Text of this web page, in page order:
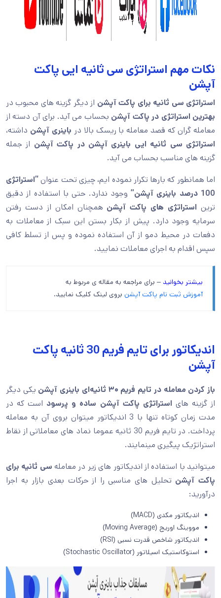
نکات مهم استراتژی سی ثانیه ایی پاکت
آپشن
استراتژی سی ثانیه برای پاکت آپشن از دیگر گزینه های محبوب در
بهترین استراتژی در پاکت آپشن بحساب می آید. برای آن دسته از
معامله گران که قصد معامله با ریسک بالا در باینری آپشن داشته،
استراتژی سی ثانیه ایی باینری آپشن در پاکت آپشن از جمله
گزینه های مناسب بحساب می آید.
اما همانطور که بارها تکرار نموده ایم، چیزی تحت عنوان“استراتژی
100 درصد باینری آپشن”
وجود ندارد. حتی با استفاده از دقیق
ترین استراتژی های پاکت آپشن همچنان امکان از دست رفتن
سرمایه وجود دارد. پیش از بکار بستن این سبک از معاملات به
دفعات در محیط دمو از آن استفاده نموده و پس از تسلط کافی
سپس اقدام به اجرای معاملات نمایید.
بیشتر بخوانید – برای مراجعه به مقاله ی مربوط به
آموزش ثبت نام پاکت آپشن بروی لینک کلیک نمایید.
اندیکاتور برای تایم فریم 30 ثانیه پاکت
آپشن
باز کردن معامله در تایم فریم ۳۰ ثانیه‌ای باینری آپشن
یکی دیگر
از گزینه های استراتژی پاکت آپشن ساده و پرسود است که در
مدت زمان کوتاه تنها با 3 اندیکاتور میتوان بروی آن به معامله
پرداخت. در تایم فریم 30 ثانیه عموما نماد های معاملاتی از نقاط
استراتژیک پیگیری مینمایند.
میتوانید با استفاده از اندیکاتور های زیر در معاملهسی ثانیه برای
پاکت آپشن تحلیل های مناسبی را از حرکات بعدی بازار به اجرا
درآورید:
اندیکاتور مکدی (MACD)
مووینگ اوریج (Moving Average)
اندیکاتور شاخص قدرت نسبی (RSI)
استوکاستیک اسیلاتور (Stochastic Oscillator)